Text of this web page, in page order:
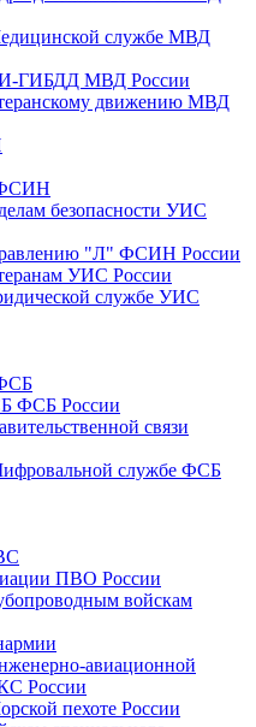
службе МВД
ГИБДД МВД России
движению МВД
безопасности УИС
"Л" ФСИН России
УИС России
службе УИС
ФСБ России
связи
службе ФСБ
ПВО России
войскам
авиационной
России
пехоте России